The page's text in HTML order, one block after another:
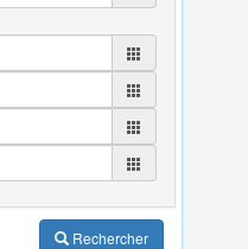
Rechercher